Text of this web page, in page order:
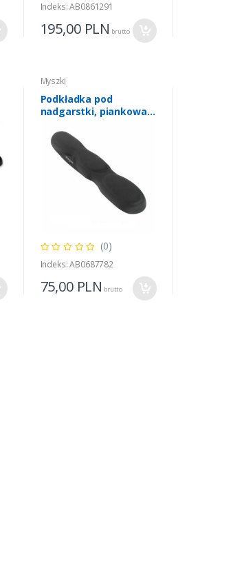
Indeks: AB0861291
195,00 PLN brutto
Myszki
Podkładka pod
nadgarstki, piankowa,
(0)
Indeks: AB0687782
75,00 PLN brutto